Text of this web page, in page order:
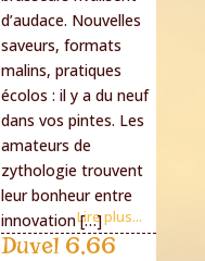
d’audace. Nouvelles
saveurs, formats
malins, pratiques
écolos : il y a du neuf
dans vos pintes. Les
amateurs de
zythologie trouvent
leur bonheur entre
innovation […]Lire plus...
Duvel 6,66